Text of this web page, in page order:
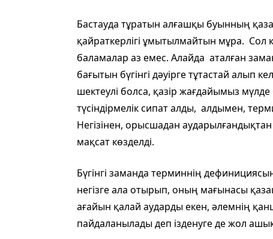
Бастауда тұратын алғашқы буынның
қайраткерлігі ұмытылмайтын мұра. Сол
баламалар аз емес. Алайда аталған
бағытын бүгінгі дәуірге тұтастай алып
шектеулі болса, қазір жағдайымыз
түсіндірмелік сипат алды, алдымен,
Негізінен, орысшадан
мақсат көзделді.
Бүгінгі заманда терминнің
негізге ала отырып, оның мағынасы
ағайын қалай аударды екен, әлемнің
пайдаланылады деп ізденуге де жол